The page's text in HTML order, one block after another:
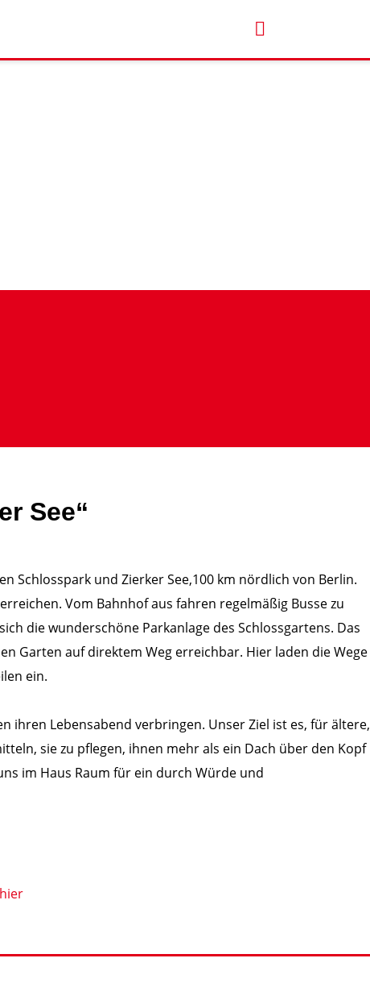
See“
Schlosspark und Zierker See,100 km nördlich von Berlin.
Vom Bahnhof aus fahren regelmäßig Busse zu
die wunderschöne Parkanlage des Schlossgartens. Das
Garten auf direktem Weg erreichbar. Hier laden die Wege
ein.
ihren Lebensabend verbringen. Unser Ziel ist es, für ältere,
sie zu pflegen, ihnen mehr als ein Dach über den Kopf
im Haus Raum für ein durch Würde und
hier